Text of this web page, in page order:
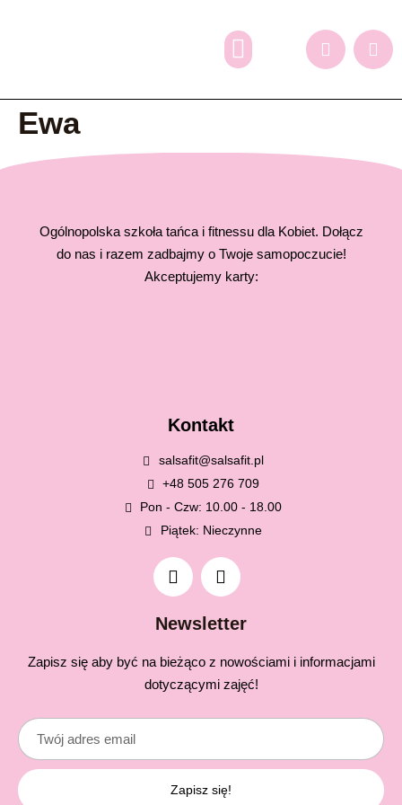
Ewa
Ogólnopolska szkoła tańca i fitnessu dla Kobiet. Dołącz
do nas i razem zadbajmy o Twoje samopoczucie!
Akceptujemy karty:
Kontakt
salsafit@salsafit.pl
+48 505 276 709
Pon - Czw: 10.00 - 18.00
Piątek: Nieczynne
Newsletter
Zapisz się aby być na bieżąco z nowościami i informacjami
dotyczącymi zajęć!
Zapisz się!